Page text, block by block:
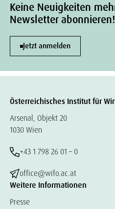
Keine Neuigkeiten
Newsletter abonnieren!
Jetzt anmelden
Österreichisches Institut für
Arsenal, Objekt 20
1030 Wien
+43 1 798 26 01 – 0
office@wifo.ac.at
Weitere Informationen
Presse